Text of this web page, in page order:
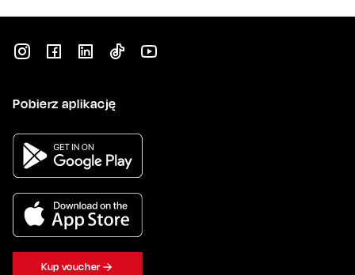
Pobierz aplikację
Kup voucher